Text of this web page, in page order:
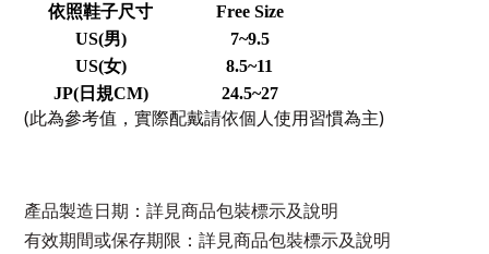
依照鞋子尺寸
Free Size
US(男)
7~9.5
US(女)
8.5~11
JP(日規CM) 24.5~27
(此為參考值，實際配戴請依個人使用習慣為主)
產品製造日期 ： 詳見商品包裝標示及說明
有效期間或保存期限 ： 詳見商品包裝標示及說明